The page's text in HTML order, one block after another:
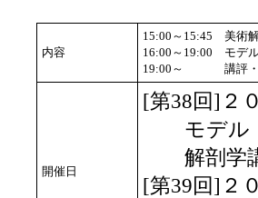
内容
15:00～15:45
16:00～19:00
19:00～
美術
モデ
講評
開催日
[第38回]２
モデル：
解剖学講
[第39回]２